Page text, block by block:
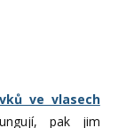
ve vlasech
pak jim